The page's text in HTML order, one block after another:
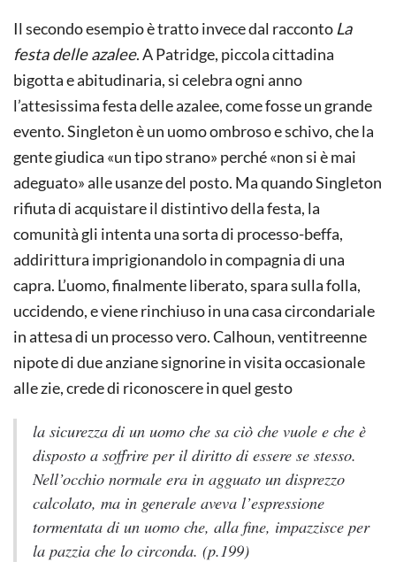
Il secondo esempio è tratto invece dal racconto La
festa delle azalee. A Patridge, piccola cittadina
bigotta e abitudinaria, si celebra ogni anno
l’attesissima festa delle azalee, come fosse un grande
evento. Singleton è un uomo ombroso e schivo, che la
gente giudica «un tipo strano» perché «non si è mai
adeguato» alle usanze del posto. Ma quando Singleton
rifiuta di acquistare il distintivo della festa, la
comunità gli intenta una sorta di processo-beffa,
addirittura imprigionandolo in compagnia di una
capra. L’uomo, finalmente liberato, spara sulla folla,
uccidendo, e viene rinchiuso in una casa circondariale
in attesa di un processo vero. Calhoun, ventitreenne
nipote di due anziane signorine in visita occasionale
alle zie, crede di riconoscere in quel gesto
la sicurezza di un uomo che sa ciò che vuole e che è
disposto a soffrire per il diritto di essere se stesso.
Nell’occhio normale era in agguato un disprezzo
calcolato, ma in generale aveva l’espressione
tormentata di un uomo che, alla fine, impazzisce per
la pazzia che lo circonda. (p.199)